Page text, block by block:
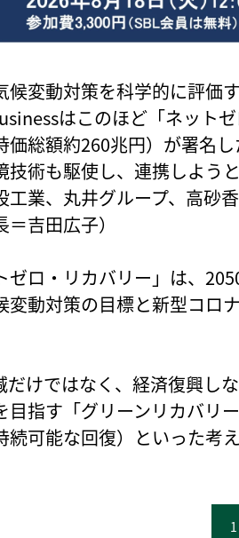
候変動対策を科学的に評価
はこのほど「ネット
価総額約260兆円）が署名
技術も駆使し、連携しよう
工業、丸井グループ、高砂
吉田広子）
ゼロ・リカバリー」は、
変動対策の目標と新型コロ
だけではなく、経済復興し
目指す「グリーンリカバリ
続可能な回復）といった考
1